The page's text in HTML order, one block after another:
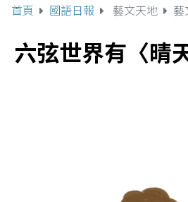
首頁 國語日報 藝文天地 藝
六弦世界有〈晴